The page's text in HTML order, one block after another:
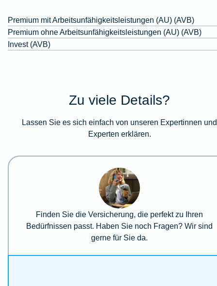
Premium mit Arbeitsunfähigkeitsleistungen (AU) (AVB)
Premium ohne Arbeitsunfähigkeitsleistungen (AU) (AVB)
Invest (AVB)
Zu viele Details?
Lassen Sie es sich einfach von unseren Expertinnen und
Experten erklären.
Finden Sie die Versicherung, die perfekt zu Ihren
Bedürfnissen passt. Haben Sie noch Fragen? Wir sind
gerne für Sie da.